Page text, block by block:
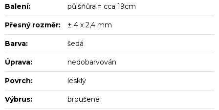
Balení: půlšňůra = cca 19cm
Přesný rozměr: ± 4 x 2,4 mm
Barva: šedá
Úprava: nedobarvován
Povrch: lesklý
Výbrus: broušené